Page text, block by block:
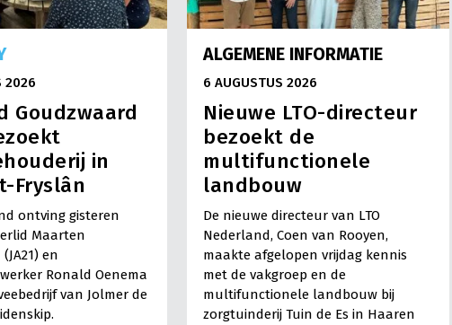
2026
Goudzwaard
in
Fryslân
ontving gisteren
Maarten
en
Ronald Oenema
van Jolmer de
ALGEMENE INFORMATIE
6 AUGUSTUS 2026
Nieuwe LTO-directeur
bezoekt de
multifunctionele
landbouw
De nieuwe directeur van LTO
Nederland, Coen van Rooyen,
maakte afgelopen vrijdag kennis
met de vakgroep en de
multifunctionele landbouw bij
zorgtuinderij Tuin de Es in Haaren